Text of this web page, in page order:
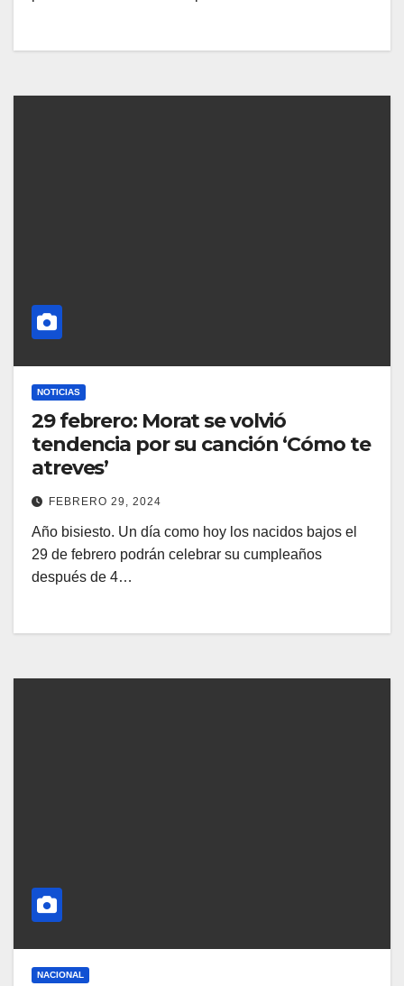
NOTICIAS
29 febrero: Morat se volvió
tendencia por su canción ‘Cómo te
atreves’
FEBRERO 29, 2024
Año bisiesto. Un día como hoy los nacidos bajos el
29 de febrero podrán celebrar su cumpleaños
después de 4…
NACIONAL